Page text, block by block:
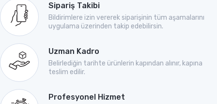
Sipariş Takibi
Bildirimlere izin vererek siparişinin tüm aşamalarını
uygulama üzerinden takip edebilirsin.
Uzman Kadro
Belirlediğin tarihte ürünlerin kapından alınır, kapına
teslim edilir.
Profesyonel Hizmet